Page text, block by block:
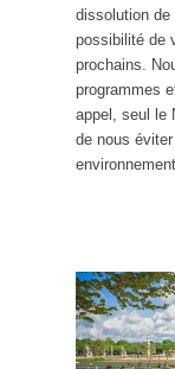
dissolution de
possibilité de
prochains.
programmes
appel, seul le
de nous